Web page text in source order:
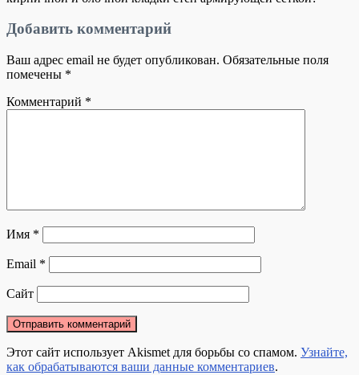
Добавить комментарий
Ваш адрес email не будет опубликован. Обязательные поля
помечены *
Комментарий *
Имя *
Email *
Сайт
Этот сайт использует Akismet для борьбы со спамом. Узнайте,
как обрабатываются ваши данные комментариев.